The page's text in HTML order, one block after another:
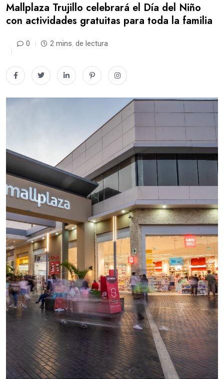
Mallplaza Trujillo celebrará el Día del Niño
con actividades gratuitas para toda la familia
0 2 mins. de lectura